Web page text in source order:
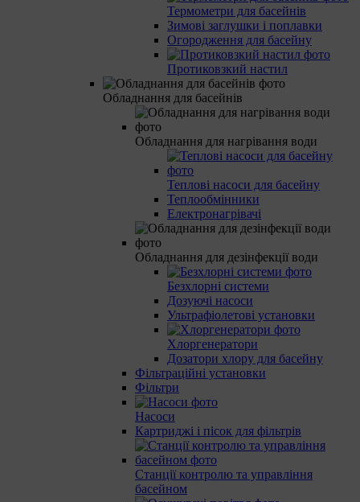
Термометри для басейнів
Зимові заглушки і поплавки
Огородження для басейну
Протиковзкий настил
Обладнання для басейнів
Обладнання для нагрівання води
Теплові насоси для басейну
Теплообмінники
Електронагрівачі
Обладнання для дезінфекції води
Безхлорні системи
Дозуючі насоси
Ультрафіолетові установки
Хлоргенератори
Дозатори хлору для басейну
Фільтраційні установки
Фільтри
Насоси
Картриджі і пісок для фільтрів
Станції контролю та управління
басейном